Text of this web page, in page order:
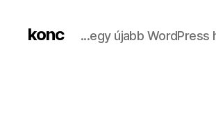
konc ...egy újabb WordPress